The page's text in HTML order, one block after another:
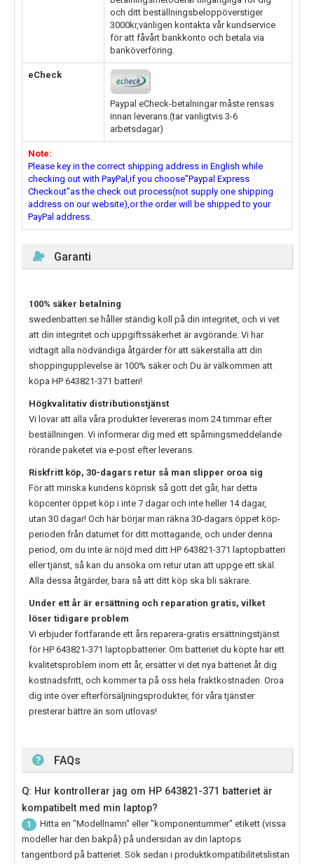
och ditt beställningsbeloppöverstiger
3000kr,vänligen kontakta vår kundservice
för att fåvårt bankkonto och betala via
banköverföring.
eCheck
Paypal eCheck-betalningar måste rensas
innan leverans.(tar vanligtvis 3-6
arbetsdagar)
Note:
Please key in the correct shipping address in English while
checking out with PayPal,if you choose"Paypal Express
Checkout"as the check out process(not supply one shipping
address on our website),or the order will be shipped to your
PayPal address.
Garanti
100% säker betalning
swedenbatteri.se håller ständig koll på din integritet, och vi vet
att din integritet och uppgiftssäkerhet är avgörande. Vi har
vidtagit alla nödvändiga åtgärder för att säkerställa att din
shoppingupplevelse är 100% säker och Du är välkommen att
köpa HP 643821-371 batteri!
Högkvalitativ distributionstjänst
Vi lovar att alla våra produkter levereras inom 24 timmar efter
beställningen. Vi informerar dig med ett spårningsmeddelande
rörande paketet via e-post efter leverans.
Riskfritt köp, 30-dagars retur så man slipper oroa sig
För att minska kundens köprisk så gott det går, har detta
köpcenter öppet köp i inte 7 dagar och inte heller 14 dagar,
utan 30 dagar! Och här börjar man räkna 30-dagars öppet köp-
perioden från datumet för ditt mottagande, och under denna
period, om du inte är nöjd med ditt HP 643821-371 laptopbatteri
eller tjänst, så kan du ansöka om retur utan att uppge ett skäl.
Alla dessa åtgärder, bara så att ditt köp ska bli säkrare.
Under ett år är ersättning och reparation gratis, vilket
löser tidigare problem
Vi erbjuder fortfarande ett års reparera-gratis ersättningstjänst
förHP 643821-371 laptopbatterier. Om batteriet du köpte har ett
kvalitetsproblem inom ett år, ersätter vi det nya batteriet åt dig
kostnadsfritt, och kommer ta på oss hela fraktkostnaden. Oroa
dig inte över efterförsäljningsprodukter, för våra tjänster
presterar bättre än som utlovas!
FAQs
Q: Hur kontrollerar jag om HP 643821-371 batteriet är
kompatibelt med min laptop?
1
Hitta en "Modellnamn" eller "komponentummer" etikett (vissa
modeller har den bakpå) på undersidan av din laptops
tangentbord på batteriet. Sök sedan i produktkompatibilitetslistan